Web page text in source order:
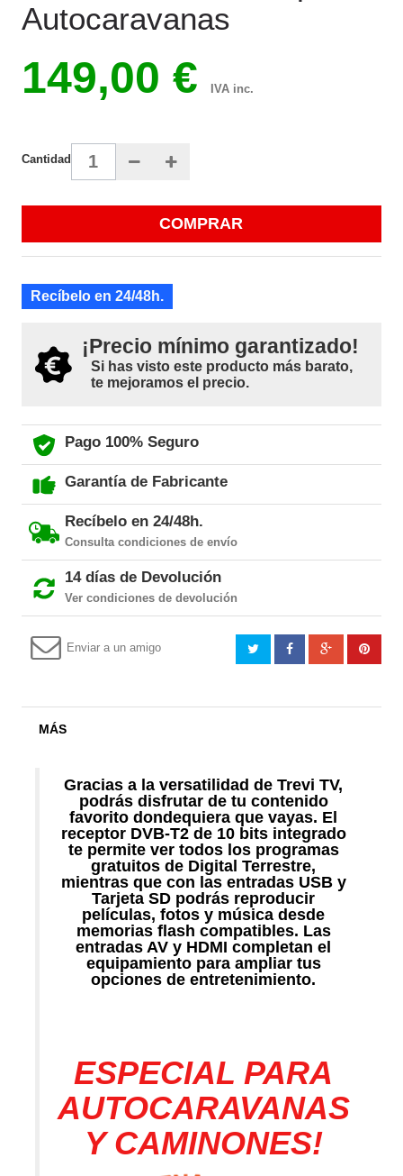
Autocaravanas
149,00 € IVA inc.
Cantidad
COMPRAR
Recíbelo en 24/48h.
¡Precio mínimo garantizado!
Si has visto este producto más barato,
te mejoramos el precio.
Pago 100% Seguro
Garantía de Fabricante
Recíbelo en 24/48h.
Consulta condiciones de envío
14 días de Devolución
Ver condiciones de devolución
Enviar a un amigo
MÁS
Gracias a la versatilidad de Trevi TV,
podrás disfrutar de tu contenido
favorito dondequiera que vayas. El
receptor DVB-T2 de 10 bits integrado
te permite ver todos los programas
gratuitos de Digital Terrestre,
mientras que con las entradas USB y
Tarjeta SD podrás reproducir
películas, fotos y música desde
memorias flash compatibles. Las
entradas AV y HDMI completan el
equipamiento para ampliar tus
opciones de entretenimiento.
ESPECIAL PARA
AUTOCARAVANAS
Y CAMINONES!